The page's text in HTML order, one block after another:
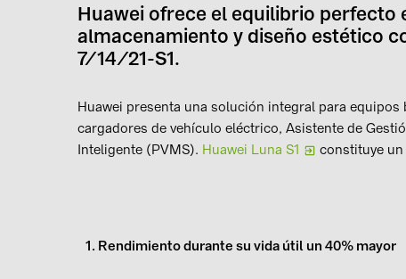
Huawei ofrece el equilibrio
almacenamiento y diseño estético
7/14/21-S1.
Huawei presenta una solución integral para
cargadores de vehículo eléctrico, Asistente de
Inteligente (PVMS). Huawei Luna S1 constituye
1. Rendimiento durante su vida útil un 40% mayor